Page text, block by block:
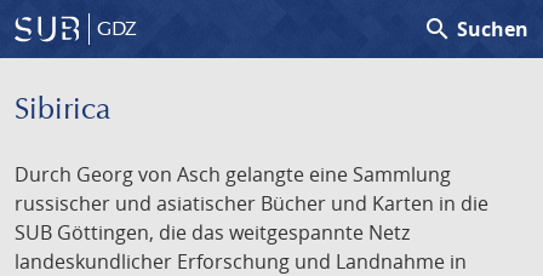
GDZ search Suchen
Sibirica
Durch Georg von Asch gelangte eine Sammlung
russischer und asiatischer Bücher und Karten in die
SUB Göttingen, die das weitgespannte Netz
landeskundlicher Erforschung und Landnahme in